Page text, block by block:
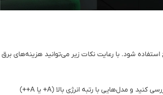
شود. با رعایت نکات زیر می‌توانید هزینه‌های برق
: هنگام خرید تلویزیون، حتماً برچسب انرژی را بررسی کنید و مدل‌هایی با رتبه انرژی بالا (A+ یا A++)